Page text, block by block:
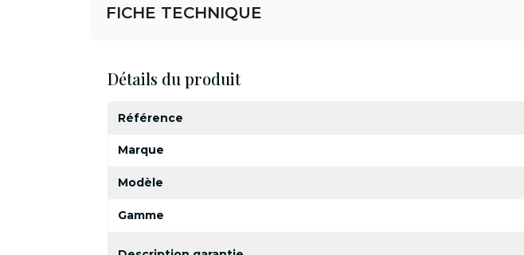
FICHE TECHNIQUE
Détails du produit
Référence
Marque
Modèle
Gamme